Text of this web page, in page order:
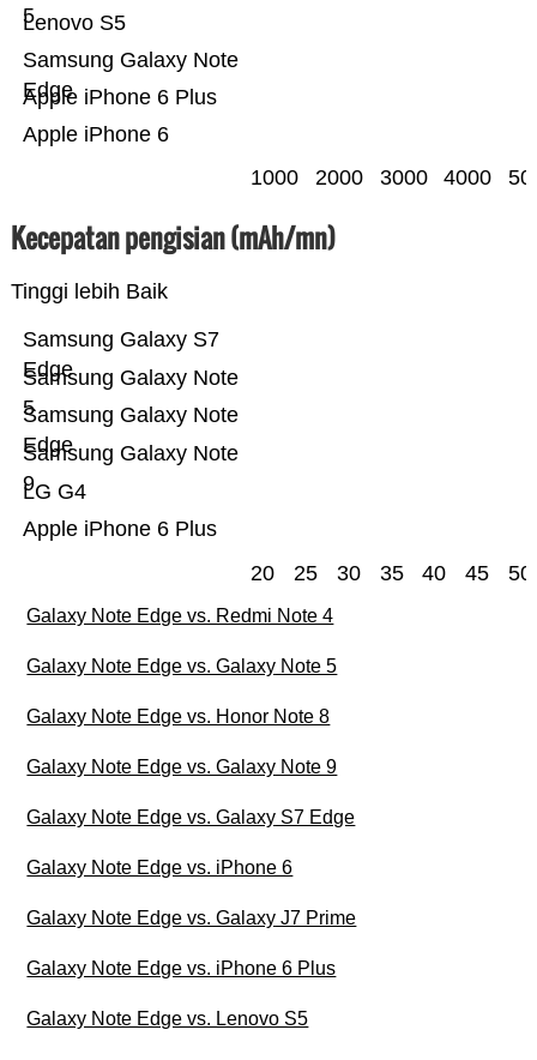
Apple iPhone 6
Apple iPhone 6 Plus
Samsung Galaxy Note
Edge
Lenovo S5
5
1000 2000 3000 4000
Kecepatan pengisian (mAh/mn)
Tinggi lebih Baik
Apple iPhone 6 Plus
LG G4
Samsung Galaxy Note
9
Samsung Galaxy Note
Edge
Samsung Galaxy Note
5
Samsung Galaxy S7
Edge
20 25 30 35 40 45 50
Galaxy Note Edge vs. Redmi Note 4
Galaxy Note Edge vs. Galaxy Note 5
Galaxy Note Edge vs. Honor Note 8
Galaxy Note Edge vs. Galaxy Note 9
Galaxy Note Edge vs. Galaxy S7 Edge
Galaxy Note Edge vs. iPhone 6
Galaxy Note Edge vs. Galaxy J7 Prime
Galaxy Note Edge vs. iPhone 6 Plus
Galaxy Note Edge vs. Lenovo S5